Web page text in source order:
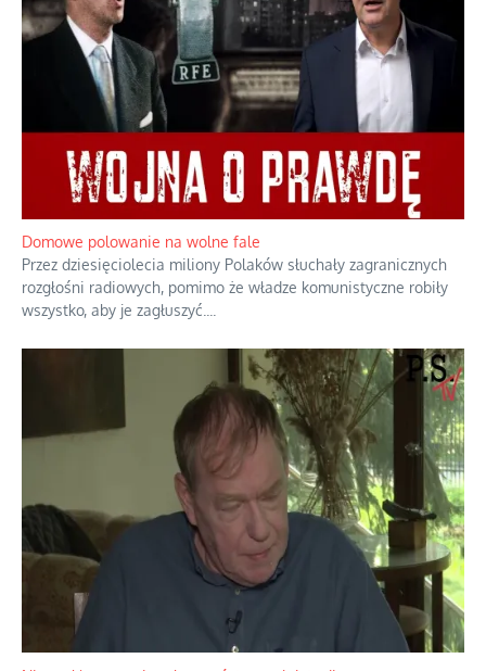
Historyczne fikołki zagranicznego obserwatora dziejów
Fascynowało go, że w różnych miejscach te same wydarzenia
pamiętano zupełnie inaczej i budowano wokół nich odmienne
opowieści....
Domowe polowanie na wolne fale
Przez dziesięciolecia miliony Polaków słuchały zagranicznych
rozgłośni radiowych, pomimo że władze komunistyczne robiły